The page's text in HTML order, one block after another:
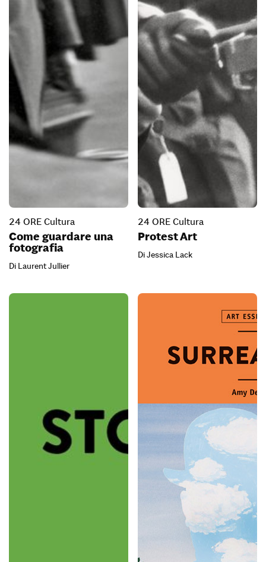
24 ORE Cultura
Come guardare una
fotografia
Di Laurent Jullier
24 ORE Cultura
Protest Art
Di Jessica Lack